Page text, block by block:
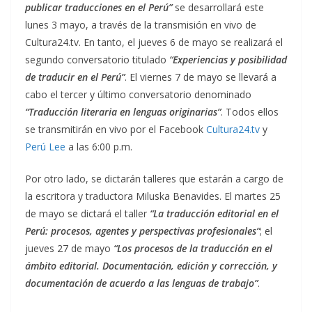
publicar traducciones en el Perú”se desarrollará este
lunes 3 mayo, a través de la transmisión en vivo de
Cultura24.tv. En tanto, el jueves 6 de mayo se realizará el
segundo conversatorio titulado “Experiencias y posibilidad
de traducir en el Perú”. El viernes 7 de mayo se llevará a
cabo el tercer y último conversatorio denominado
“Traducción literaria en lenguas originarias”. Todos ellos
se transmitirán en vivo por el Facebook Cultura24.tv y
Perú Lee a las 6:00 p.m.
Por otro lado, se dictarán talleres que estarán a cargo de
la escritora y traductora Miluska Benavides. El martes 25
de mayo se dictará el taller “La traducción editorial en el
Perú: procesos, agentes y perspectivas profesionales”; el
jueves 27 de mayo “Los procesos de la traducción en el
ámbito editorial. Documentación, edición y corrección, y
documentación de acuerdo a las lenguas de trabajo”.